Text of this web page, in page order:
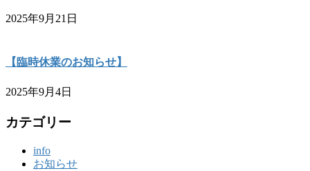
2025年9月21日
【臨時休業のお知らせ】
2025年9月4日
カテゴリー
info
お知らせ